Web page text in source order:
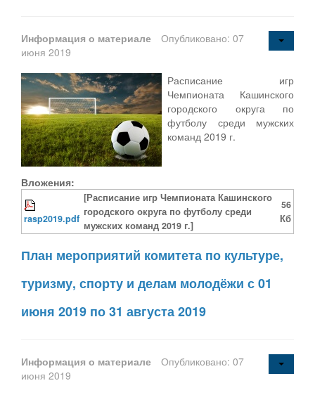
Оценка регулирующего воздействия
Деятельность МУ
Нормативы градостроительного проектирования
Правила землепользования и застройки
Генеральные планы
Проекты планировки территории
Собрание депутатов
Сельские поселения
Информация о материале
Опубликовано: 07
июня 2019
Расписание игр
Чемпионата Кашинского
городского округа по
футболу среди мужских
команд 2019 г.
Вложения:
rasp2019.pdf
[Расписание игр Чемпионата Кашинского
городского округа по футболу среди
мужских команд 2019 г.]
56
Кб
План мероприятий комитета по культуре,
туризму, спорту и делам молодёжи с 01
июня 2019 по 31 августа 2019
Информация о материале
Опубликовано: 07
июня 2019